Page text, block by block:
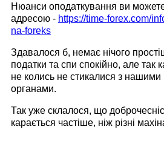
Нюанси оподаткування ви можете
адресою - https://time-forex.com/
na-foreks
Здавалося б, немає нічого
податки та спи спокійно, але так
не колись не стикалися з
органами.
Так уже склалося, що
карається частіше, ніж різні